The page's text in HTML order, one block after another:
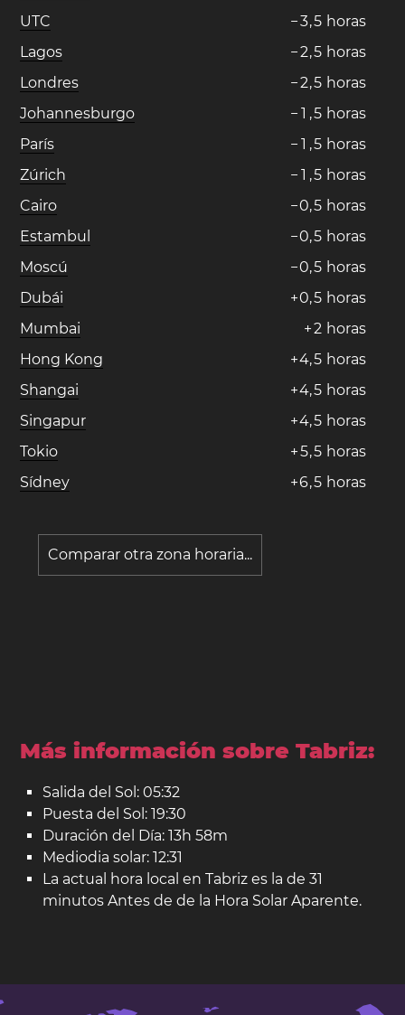
UTC
−3,5 horas
Lagos
−2,5 horas
Londres
−2,5 horas
Johannesburgo
− 1 ,5 horas
París
− 1 ,5 horas
Zúrich
− 1 ,5 horas
Cairo
−0,5 horas
Estambul
−0,5 horas
Moscú
−0,5 horas
Dubái
+0,5 horas
Mumbai
+2 horas
Hong Kong
+4,5 horas
Shangai
+4,5 horas
Singapur
+4,5 horas
Tokio
+5,5 horas
Sídney
+6,5 horas
Comparar otra zona horaria...
Más información sobre Tabriz:
Salida del Sol: 05:32
Puesta del Sol: 19:30
Duración del Día: 13h 58m
Mediodia solar: 12:31
La actual hora local en Tabriz es la de 31
minutos Antes de de la Hora Solar Aparente.